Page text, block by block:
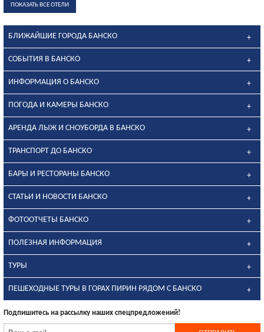
ПОКАЗАТЬ ВСЕ ОТЕЛИ
БЛИЖАЙШИЕ ГОРОДА БАНСКО
СОБЫТИЯ В БАНСКО
ИНФОРМАЦИЯ О БАНСКО
ПОГОДА И КАМЕРЫ БАНСКО
АРЕНДА ЛЫЖ И СНОУБОРДА В БАНСКО
ТРАНСПОРТ ДО БАНСКО
БАРЫ И РЕСТОРАНЫ БАНСКО
СТАТЬИ И НОВОСТИ БАНСКО
ФОТООТЧЕТЫ БАНСКО
ПОЛЕЗНАЯ ИНФОРМАЦИЯ
ТУРЫ
ПЕШЕХОДНЫЕ ТУРЫ В ГОРАХ ПИРИН РЯДОМ С БАНСКО
Подпишитесь на рассылку наших спецпредложений!